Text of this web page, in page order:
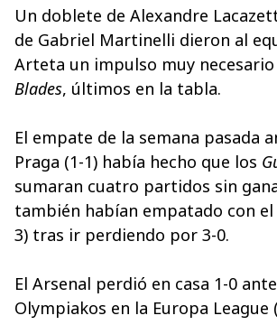
Un doblete de Alexandre
de Gabriel Martinelli dieron al
Arteta un impulso muy
Blades, últimos en la tabla.
El empate de la semana pasada
Praga (1-1) había hecho que los
sumaran cuatro partidos sin
también habían empatado con el
3) tras ir perdiendo por 3-0.
El Arsenal perdió en casa 1-0
Olympiakos en la Europa League